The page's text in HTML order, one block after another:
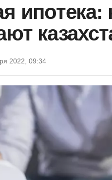
ипотека:
2022, 09:34